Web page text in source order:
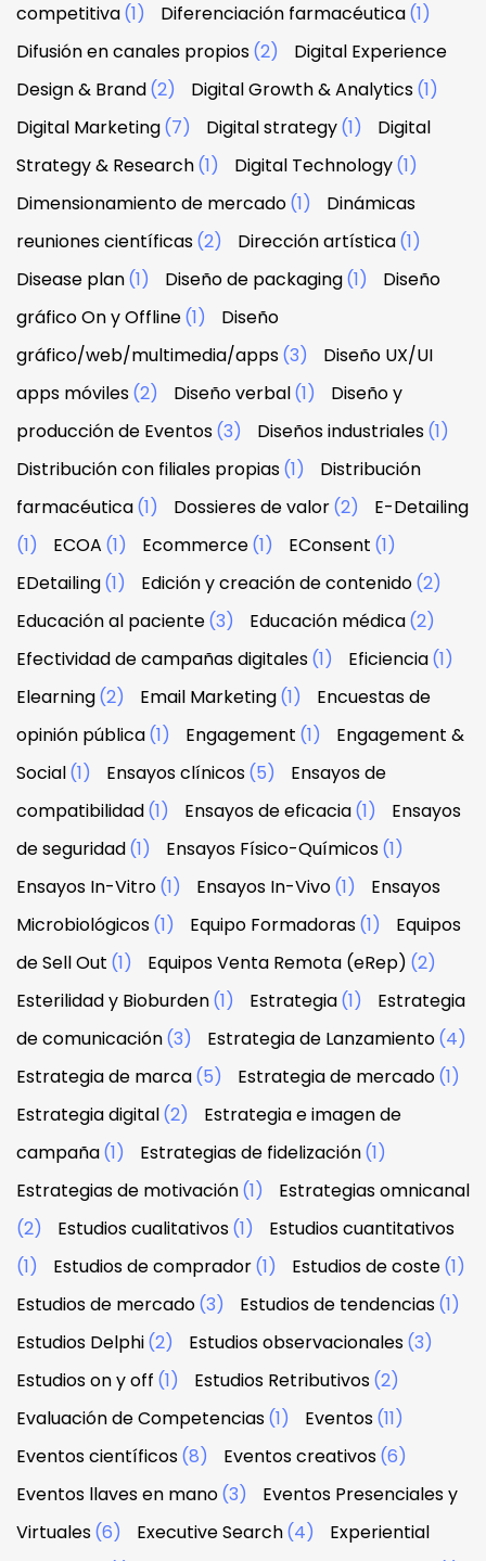
competitiva(1) Diferenciación farmacéutica(1)
Difusión en canales propios(2)
Digital Experience
Design & Brand(2) Digital Growth & Analytics(1)
Digital Marketing(7) Digital strategy(1)
Digital
Strategy & Research(1) Digital Technology(1)
Dimensionamiento de mercado(1)
Dinámicas
reuniones científicas(2) Dirección artística(1)
Disease plan(1) Diseño de packaging(1)
Diseño
gráfico On y Offline(1)
Diseño
gráfico/web/multimedia/apps(3)
Diseño UX/UI
apps móviles(2) Diseño verbal(1)
Diseño y
producción de Eventos(3) Diseños industriales(1)
Distribución con filiales propias(1)
Distribución
farmacéutica(1) Dossieres de valor(2)
E-Detailing
(1)
ECOA (1) Ecommerce(1) EConsent (1)
EDetailing(1) Edición y creación de contenido(2)
Educación al paciente(3) Educación médica(2)
Efectividad de campañas digitales(1) Eficiencia(1)
Elearning(2) Email Marketing(1)
Encuestas de
opinión pública(1) Engagement (1)
Engagement &
Social(1) Ensayos clínicos(5)
Ensayos de
compatibilidad(1) Ensayos de eficacia(1)
Ensayos
de seguridad(1) Ensayos Físico-Químicos(1)
Ensayos In-Vitro(1) Ensayos In-Vivo(1)
Ensayos
Microbiológicos(1) Equipo Formadoras(1)
Equipos
de Sell Out (1) Equipos Venta Remota (eRep) (2)
Esterilidad y Bioburden(1) Estrategia(1)
Estrategia
de comunicación(3) Estrategia de Lanzamiento(4)
Estrategia de marca(5) Estrategia de mercado(1)
Estrategia digital(2)
Estrategia e imagen de
campaña(1) Estrategias de fidelización(1)
Estrategias de motivación(1)
Estrategias omnicanal
(2)
Estudios cualitativos(1)
Estudios cuantitativos
(1)
Estudios de comprador(1) Estudios de coste(1)
Estudios de mercado(3) Estudios de tendencias(1)
Estudios Delphi(2) Estudios observacionales(3)
Estudios on y off (1) Estudios Retributivos(2)
Evaluación de Competencias(1) Eventos(11)
Eventos científicos(8) Eventos creativos(6)
Eventos llaves en mano(3)
Eventos Presenciales y
Virtuales(6) Executive Search(4)
Experiential